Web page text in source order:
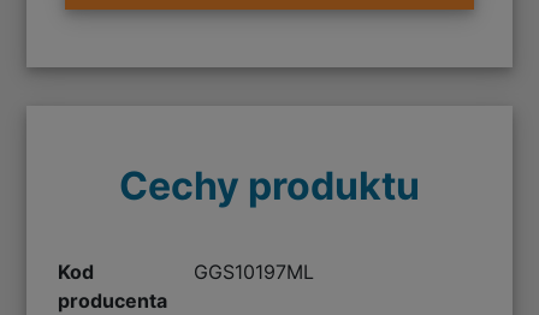
Cechy produktu
Kod
producenta
GGS10197ML